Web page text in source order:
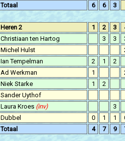
Totaal
6 6 3
Heren 2 1 2 3
Christiaan ten Hartog
3 3
Michel Hulst
Ian Tempelman
2 1
2
Ad Werkman
1
Niek Starke
1
2
Sander Uythof
Laura Kroes (inv)
3
Dubbel
0 1 1
Totaal
4 7 9